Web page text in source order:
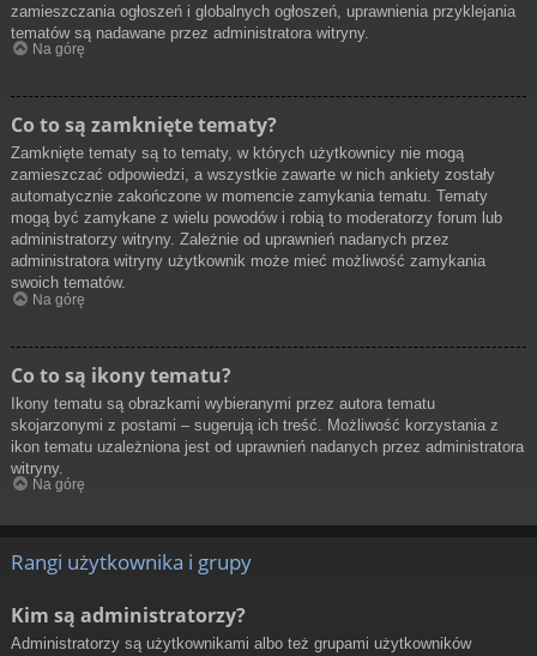
zamieszczania ogłoszeń i globalnych ogłoszeń, uprawnienia przyklejania
tematów są nadawane przez administratora witryny.
Na górę
Co to są zamknięte tematy?
Zamknięte tematy są to tematy, w których użytkownicy nie mogą
zamieszczać odpowiedzi, a wszystkie zawarte w nich ankiety zostały
automatycznie zakończone w momencie zamykania tematu. Tematy
mogą być zamykane z wielu powodów i robią to moderatorzy forum lub
administratorzy witryny. Zależnie od uprawnień nadanych przez
administratora witryny użytkownik może mieć możliwość zamykania
swoich tematów.
Na górę
Co to są ikony tematu?
Ikony tematu są obrazkami wybieranymi przez autora tematu
skojarzonymi z postami – sugerują ich treść. Możliwość korzystania z
ikon tematu uzależniona jest od uprawnień nadanych przez administratora
witryny.
Na górę
Rangi użytkownika i grupy
Kim są administratorzy?
Administratorzy są użytkownikami albo też grupami użytkowników